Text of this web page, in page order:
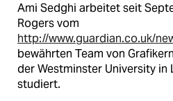
Ami Sedghi arbeitet seit
Rogers vom
http://www.guardian.co.uk/
bewährten Team von
der Westminster University
studiert.